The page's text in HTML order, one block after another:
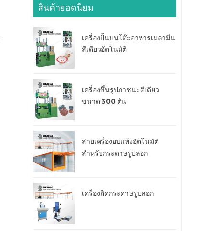
สินค้ายอดนิยม
เครื่องปั้นบนโต๊ะอาหารเมลามีน
สีเดียวอัตโนมัติ
เครื่องขึ้นรูปภาชนะสีเดียว
ขนาด 300 ตัน
สายเครื่องอบแห้งอัตโนมัติ
สำหรับกระดาษรูปลอก
เครื่องติดกระดาษรูปลอก